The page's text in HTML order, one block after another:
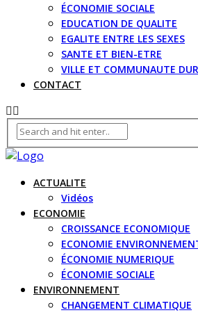
ÉCONOMIE SOCIALE
EDUCATION DE QUALITE
EGALITE ENTRE LES SEXES
SANTE ET BIEN-ETRE
VILLE ET COMMUNAUTE
CONTACT
ACTUALITE
Vidéos
ECONOMIE
CROISSANCE ECONOMIQUE
ECONOMIE
ÉCONOMIE NUMERIQUE
ÉCONOMIE SOCIALE
ENVIRONNEMENT
CHANGEMENT CLIMATIQUE